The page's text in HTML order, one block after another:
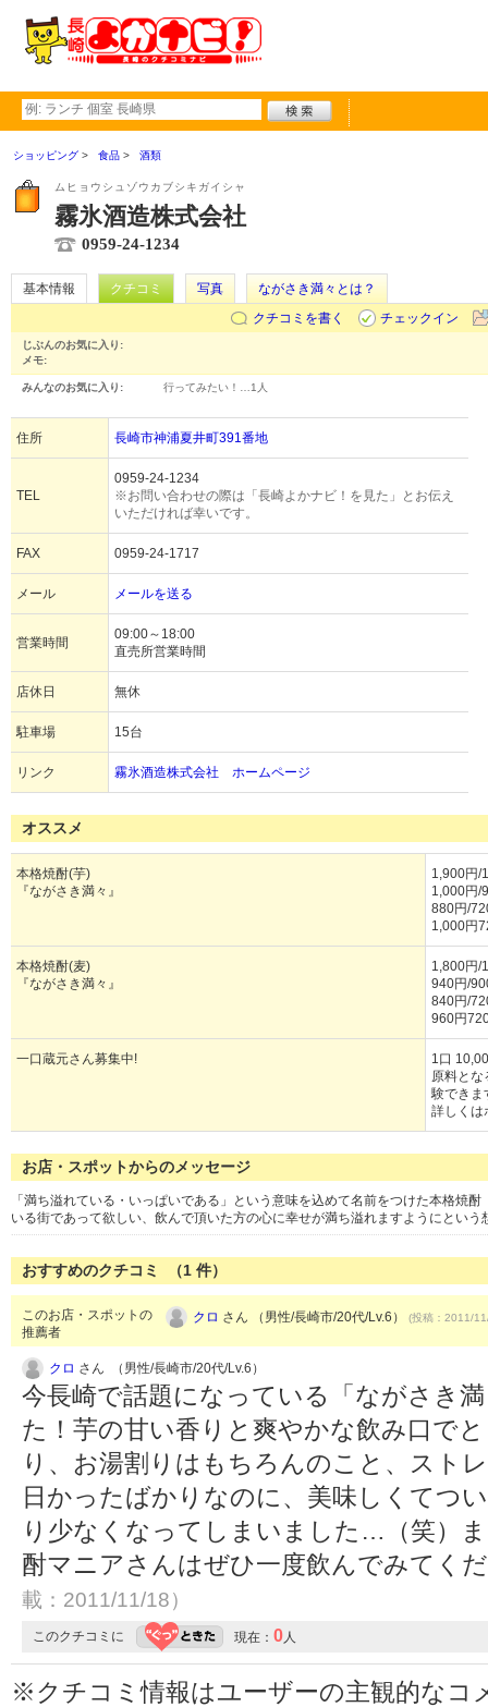
ショッピング 食品 酒類
ムヒョウシュゾウカブシキガイシャ
霧氷酒造株式会社
0959-24-1234
基本情報 クチコミ 写真
ながさき満々とは？
クチコミを書く
チェックイン
じぶんのお気に入り:
メモ:
みんなのお気に入り: 行ってみたい！… 1人
住所 長崎市神浦夏井町391番地
TEL
0959-24-1234
※お問い合わせの際は「長崎よかナビ！を見た」とお伝え
いただければ幸いです。
FAX 0959-24-1717
メール メールを送る
営業時間
09:00～18:00
直売所営業時間
店休日 無休
駐車場 15台
リンク 霧氷酒造株式会社 ホームページ
オススメ
本格焼酎(芋)
『ながさき満々』
1,900円/
1,000円/
880円/
1,000円
本格焼酎(麦)
『ながさき満々』
1,800円/
940円/
840円/
960円
一口蔵元さん募集中!
1口
原料とな
験できま
詳しくは
お店・スポットからのメッセージ
「満ち溢れている・いっぱいである」という意味を込めて名前をつけた本格焼
いる街であって欲しい、飲んで頂いた方の心に幸せが満ち溢れますようにとい
おすすめのクチコミ （1 件）
このお店・スポットの
推薦者
クロ さん （男性/長崎市/20代/Lv.6） (投稿：2011/
クロ さん （男性/長崎市/20代/Lv.6）
今長崎で話題になっている「ながさき
た！芋の甘い香りと爽やかな飲み口で
り、お湯割りはもちろんのこと、スト
日かったばかりなのに、美味しくてつ
り少なくなってしまいました…（笑）
酎マニアさんはぜひ一度飲んでみてく
載：2011/11/18）
このクチコミに 現在： 0人
※クチコミ情報はユーザーの主観的なコ